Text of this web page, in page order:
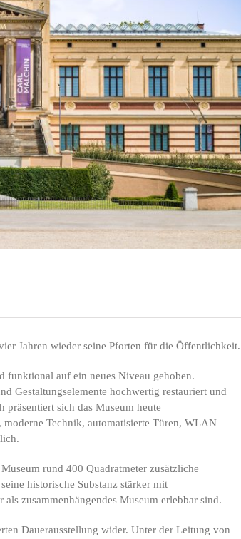
in
Corvey
Jahren wieder seine Pforten für die Öffentlichkeit.
funktional auf ein neues Niveau gehoben.
Gestaltungselemente hochwertig restauriert und
sich das Museum heute
Technik, automatisierte Türen, WLAN
rund 400 Quadratmeter zusätzliche
historische Substanz stärker mit
zusammenhängendes Museum erlebbar sind.
Dauerausstellung wider. Unter der Leitung von